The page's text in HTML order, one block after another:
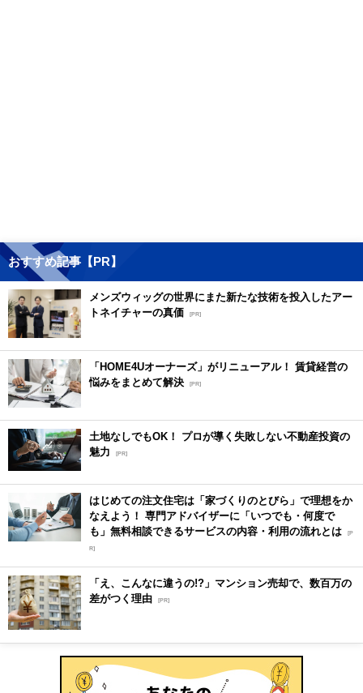
おすすめ記事【PR】
メンズウィッグの世界にまた新たな技術を投入したアー
トネイチャーの真価 [PR]
「HOME4Uオーナーズ」がリニューアル！ 賃貸経営の
悩みをまとめて解決 [PR]
土地なしでもOK！ プロが導く失敗しない不動産投資の
魅力
[PR]
はじめての注文住宅は「家づくりのとびら」で理想をか
なえよう！ 専門アドバイザーに「いつでも・何度で
も」無料相談できるサービスの内容・利用の流れとは [P
R]
「え、こんなに違うの!?」マンション売却で、数百万の
差がつく理由 [PR]